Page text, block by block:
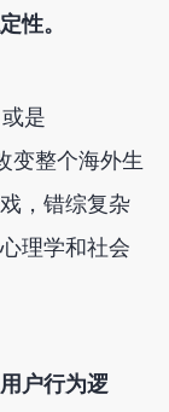
性。
是
变整个海外生
，错综复杂
理学和社会
用户行为逻